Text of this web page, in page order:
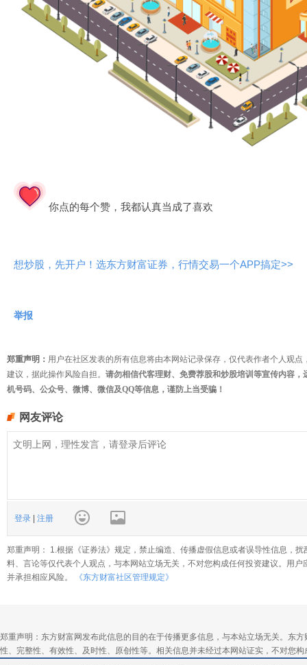
你点的每个赞，我都认真当成了喜欢
想炒股，先开户！选东方财富证券，行情交易一个APP搞定>>
举报
郑重声明： 用户在社区发表的所有信息将由本网站记录保存，仅代表作者个人观
建议，据此操作风险自担。 请勿相信代客理财、免费荐股和炒股培训等宣传内容
机号码、公众号、微博、微信及QQ等信息，谨防上当受骗！
网友评论
登录 注册
郑重声明： 1.根据《证券法》规定，禁止编造、传播虚假信息或者误导性信息，
料、言论等仅代表个人观点，与本网站立场无关，不对您构成任何投资建议。用
并承担相应风险。
《东方财富社区管理规定》
郑重声明：东方财富网发布此信息的目的在于传播更多信息，与本站立场无关。东
性、完整性、有效性、及时性、原创性等。相关信息并未经过本网站证实，不对您